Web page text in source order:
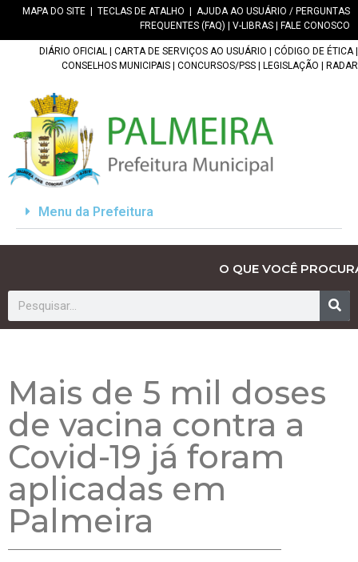
MAPA DO SITE TECLAS DE ATALHO
AJUDA AO USUÁRIO / PERGUNTAS
FREQUENTES (FAQ)
V-LIBRAS FALE CONOSCO
DIÁRIO OFICIAL CARTA DE SERVIÇOS AO USUÁRIO CÓDIGO DE ÉTICA|
CONSELHOS MUNICIPAIS
CONCURSOS/PSS LEGISLAÇÃO RADAR
Menu da Prefeitura
O QUE VOCÊ
Mais de 5 mil doses
de vacina contra a
Covid-19 já foram
aplicadas em
Palmeira